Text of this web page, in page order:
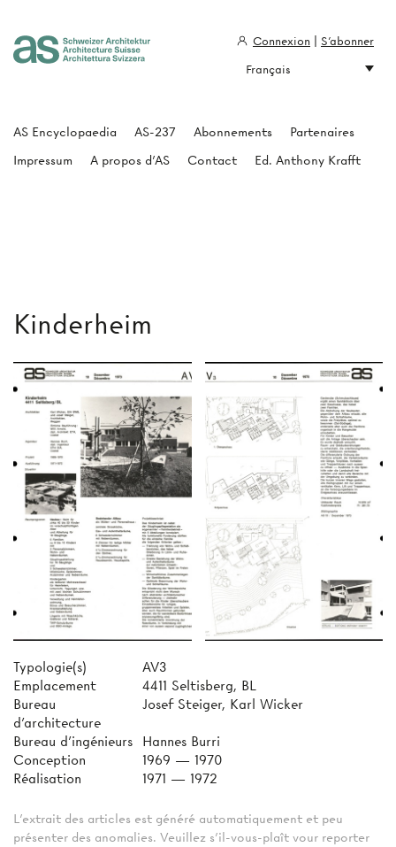
Kinderheim
Typologie(s)
AV3
Emplacement
4411 Seltisberg, BL
Bureau
d'architecture
Josef Steiger, Karl Wicker
Bureau d'ingénieurs
Hannes Burri
Conception
1969 — 1970
Réalisation
1971 — 1972
L'extrait des articles est généré automatiquement et peu
présenter des anomalies. Veuillez s'il-vous-plaît vour reporter
AS Encyclopaedia AS-237 Abonnements
Partenaires
Impressum
A propos d'AS Contact Ed. Anthony Krafft
Connexion
S'abonner
Français